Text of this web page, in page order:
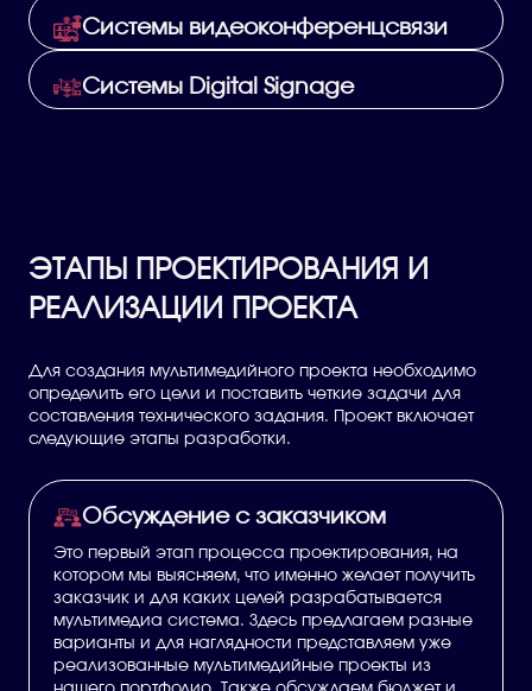
Системы видеоконференцсвязи
Системы Digital Signage
ЭТАПЫ ПРОЕКТИРОВАНИЯ И
РЕАЛИЗАЦИИ ПРОЕКТА
Для создания мультимедийного проекта необходимо
определить его цели и поставить четкие задачи для
составления технического задания. Проект включает
следующие этапы разработки.
Обсуждение с заказчиком
Это первый этап процесса проектирования, на
котором мы выясняем, что именно желает получить
заказчик и для каких целей разрабатывается
мультимедиа система. Здесь предлагаем разные
варианты и для наглядности представляем уже
реализованные мультимедийные проекты из